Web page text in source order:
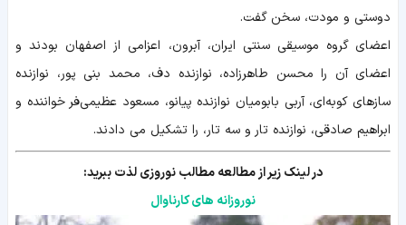
دوستی و مودت، سخن گفت.
اعضای گروه موسیقی سنتی ایران، آبرون، اعزامی از اصفهان بودند و
اعضای آن را محسن طاهرزاده، نوازنده دف، محمد بنی پور، نوازنده
سازهای کوبه‌ای، آربی بابومیان نوازنده پیانو، مسعود عظیمی‌فر خواننده و
ابراهیم صادقی، نوازنده تار و سه تار، را تشکیل می‌ دادند.
در لینک زیر از مطالعه مطالب نوروزی لذت ببرید:
نوروزانه های کارناوال